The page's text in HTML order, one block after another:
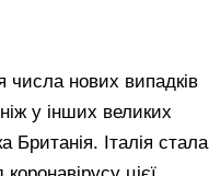
числа нових випадків
у інших великих
Британія. Італія стала